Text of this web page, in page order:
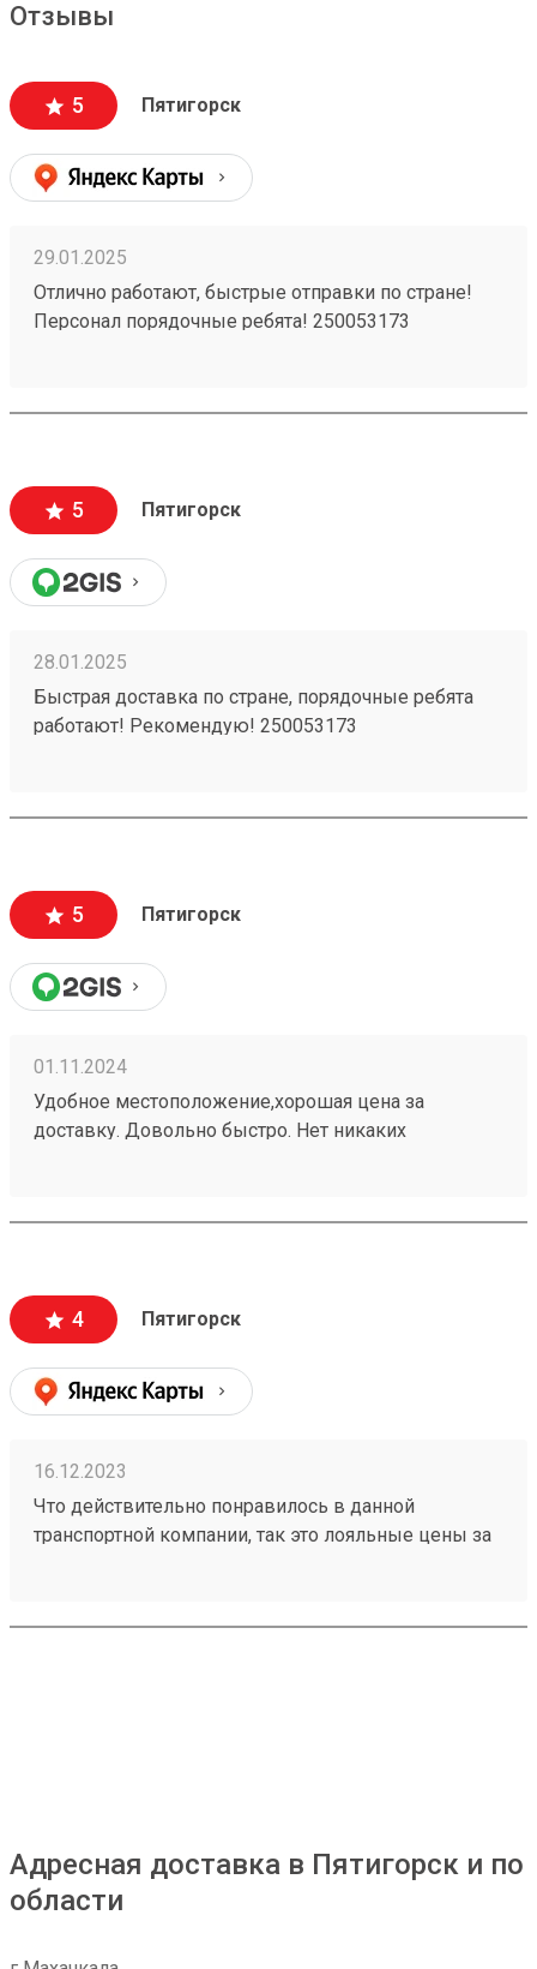
Отзывы
5 Пятигорск
29.01.2025
Отлично работают, быстрые отправки по стране!
Персонал порядочные ребята! 250053173
5 Пятигорск
28.01.2025
Быстрая доставка по стране, порядочные ребята
работают! Рекомендую! 250053173
5 Пятигорск
01.11.2024
Удобное местоположение,хорошая цена за
доставку. Довольно быстро. Нет никаких
4 Пятигорск
16.12.2023
Что действительно понравилось в данной
транспортной компании, так это лояльные цены за
к получателям грузов. Чего действительно не
Адресная доставка в Пятигорск и по
области